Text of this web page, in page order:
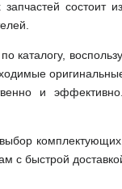
каталогу,
и
с быстрой доставкой